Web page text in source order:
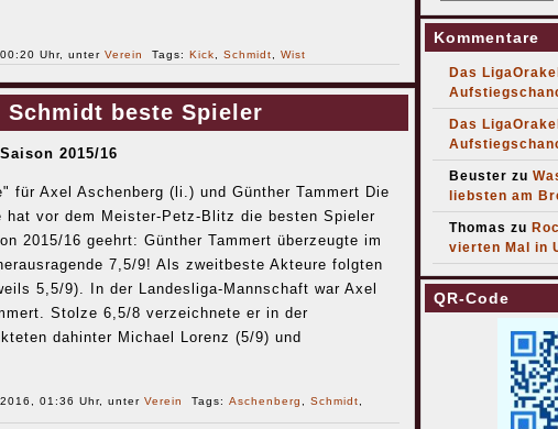
Uhr, unter Verein Tags: Kick Schmidt Wist
Schmidt beste Spieler
2015/16
für Axel Aschenberg (li.) und Günther Tammert Die
hat vor dem Meister-Petz-Blitz die besten Spieler
2015/16 geehrt: Günther Tammert überzeugte im
7,5/9! Als zweitbeste Akteure folgten
5,5/9). In der Landesliga-Mannschaft war Axel
Stolze 6,5/8 verzeichnete er in der
dahinter Michael Lorenz (5/9) und
01:36 Uhr, unter Verein Tags: Aschenberg Schmidt
Kommentare
Das LigaOrakel
Das LigaOrakel
Beuster zu
liebsten am
Thomas zu
vierten Mal in
QR-Code